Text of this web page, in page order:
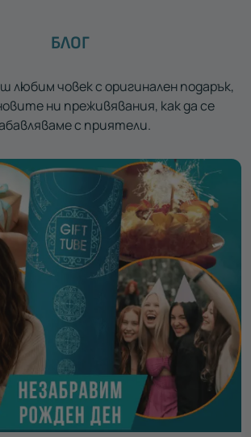
БЛОГ
любим човек с оригинален подарък,
ни преживявания, как да се
с приятели.